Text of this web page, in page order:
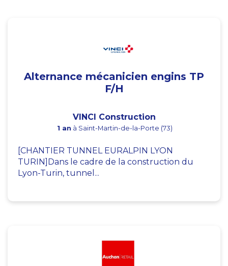
Alternance mécanicien engins TP
F/H
VINCI Construction
1 an à Saint-Martin-de-la-Porte (73)
[CHANTIER TUNNEL EURALPIN LYON
TURIN]Dans le cadre de la construction du
Lyon-Turin, tunnel...